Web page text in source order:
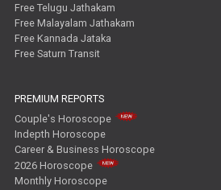
Free Telugu Jathakam
Free Malayalam Jathakam
Free Kannada Jataka
Free Saturn Transit
PREMIUM REPORTS
Couple's Horoscope
Indepth Horoscope
Career & Business Horoscope
2026 Horoscope
Monthly Horoscope